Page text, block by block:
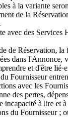
à la variante
de la
avec des
Réservation,
dans
et d'être
Fournisseur
avec les
des pertes,
à lire
du Fournisseur ;